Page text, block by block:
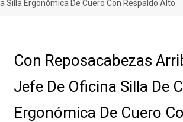
Ergonómica De Cuero Con Respaldo Alto
Con Reposacabezas
Jefe De Oficina Silla De
Ergonómica De Cuero